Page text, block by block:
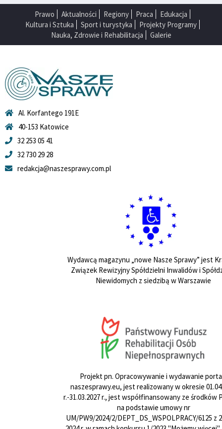
Prawo Aktualności Regiony Praca
Edukacja
Kultura i Sztuka
Sport i turystyka
Projekty Programy
Nauka, Zdrowie i Rehabilitacja
Galerie
Al. Korfantego 191E
40-153 Katowice
32 253 05 41
32 730 29 28
redakcja@naszesprawy.com.pl
Wydawcą magazynu „nowe Nasze Sprawy” jest
Związek Rewizyjny Spółdzielni Inwalidów i
Niewidomych z siedzibą w Warszawie
Projekt pn. Opracowywanie i wydawanie
naszesprawy.eu, jest realizowany w okresie
r.-31.03.2027 r., jest współfinansowany ze środków
na podstawie umowy nr
UM/PW9/2024/2/DEPT_DS_WSPOLPRACY/6125 z